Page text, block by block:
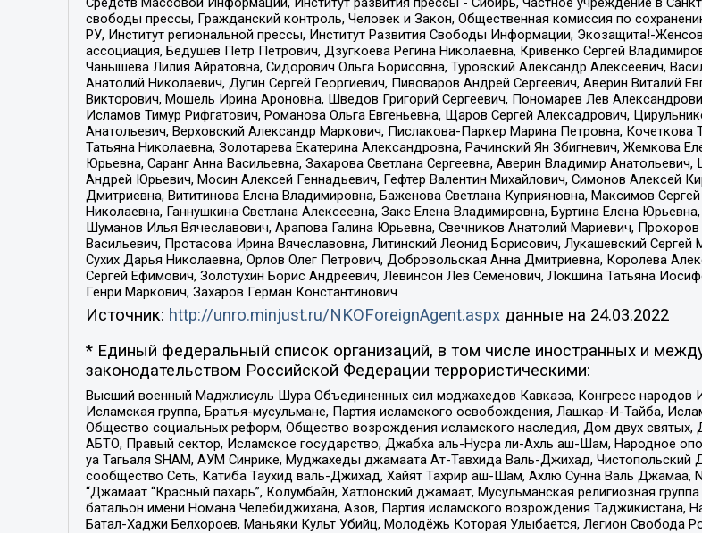
свободы прессы, Гражданский контроль, Человек и Закон, Общественная комиссия по
РУ, Институт региональной прессы, Институт Развития Свободы Информации, Экозащита!-
ассоциация, Бедушев Петр Петрович, Дзугкоева Регина Николаевна, Кривенко Сергей
Чанышева Лилия Айратовна, Сидорович Ольга Борисовна, Туровский Александр Алексеевич,
Анатолий Николаевич, Дугин Сергей Георгиевич, Пивоваров Андрей Сергеевич, Аверин Виталий
Викторович, Мошель Ирина Ароновна, Шведов Григорий Сергеевич, Пономарев Лев
Исламов Тимур Рифгатович, Романова Ольга Евгеньевна, Щаров Сергей Алексадрович,
Анатольевич, Верховский Александр Маркович, Пислакова-Паркер Марина Петровна, Кочеткова
Татьяна Николаевна, Золотарева Екатерина Александровна, Рачинский Ян Збигневич, Жемкова
Юрьевна, Саранг Анна Васильевна, Захарова Светлана Сергеевна, Аверин Владимир
Андрей Юрьевич, Мосин Алексей Геннадьевич, Гефтер Валентин Михайлович, Симонов Алексей
Дмитриевна, Вититинова Елена Владимировна, Баженова Светлана Куприяновна, Максимов
Николаевна, Ганнушкина Светлана Алексеевна, Закс Елена Владимировна, Буртина Елена
Шуманов Илья Вячеславович, Арапова Галина Юрьевна, Свечников Анатолий Мариевич,
Васильевич, Протасова Ирина Вячеславовна, Литинский Леонид Борисович, Лукашевский
Сухих Дарья Николаевна, Орлов Олег Петрович, Добровольская Анна Дмитриевна, Королева
Сергей Ефимович, Золотухин Борис Андреевич, Левинсон Лев Семенович, Локшина Татьяна
Генри Маркович, Захаров Герман Константинович
Источник: http://unro.minjust.ru/NKOForeignAgent.aspxданные на 24.03.2022
* Единый федеральный список организаций, в том числе иностранных и
законодательством Российской Федерации террористическими:
Высший военный Маджлисуль Шура Объединенных сил моджахедов Кавказа, Конгресс народов
Исламская группа, Братья-мусульмане, Партия исламского освобождения, Лашкар-И-Тайба,
Общество социальных реформ, Общество возрождения исламского наследия, Дом двух
АБТО, Правый сектор, Исламское государство, Джабха аль-Нусра ли-Ахль аш-Шам, Народное
уа Тагьаля SHAM, АУМ Синрике, Муджахеды джамаата Ат-Тавхида Валь-Джихад, Чистопольский
сообщество Сеть, Катиба Таухид валь-Джихад, Хайят Тахрир аш-Шам, Ахлю Сунна Валь Джамаа,
“Джамаат “Красный пахарь”, Колумбайн, Хатлонский джамаат, Мусульманская религиозная
батальон имени Номана Челебиджихана, Азов, Партия исламского возрождения Таджикистана,
Батал-Хаджи Белхороев, Маньяки Культ Убийц, Молодёжь Которая Улыбается, Легион Свобода